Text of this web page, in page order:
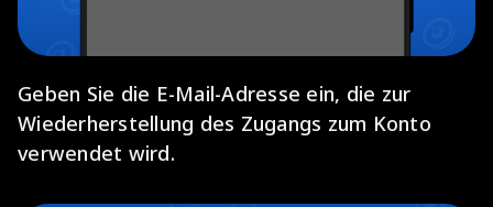
Geben Sie die E-Mail-Adresse ein, die zur
Wiederherstellung des Zugangs zum Konto
verwendet wird.